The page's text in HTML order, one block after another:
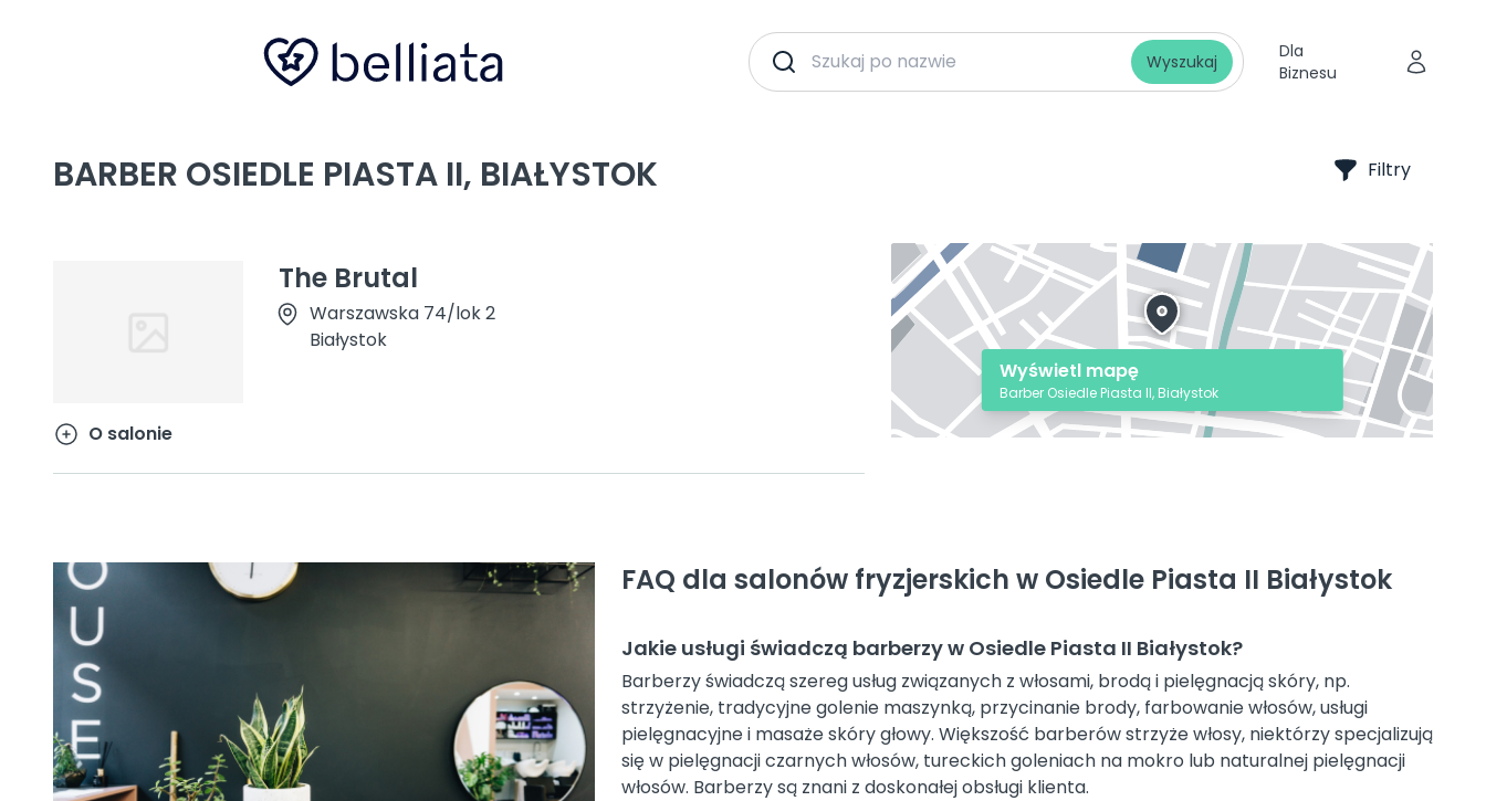
Wyszukaj
Dla
Biznesu
BARBER OSIEDLE PIASTA II, BIAŁYSTOK Filtry
The Brutal
Warszawska 74/lok 2
Białystok
O salonie
Wyświetl mapę
Barber Osiedle Piasta II, Białystok
FAQ dla salonów fryzjerskich w Osiedle Piasta II Białystok
Jakie usługi świadczą barberzy w Osiedle Piasta II Białystok?
Barberzy świadczą szereg usług związanych z włosami, brodą i pielęgnacją skóry, np.
strzyżenie, tradycyjne golenie maszynką, przycinanie brody, farbowanie włosów, usługi
pielęgnacyjne i masaże skóry głowy. Większość barberów strzyże włosy, niektórzy specjalizują
się w pielęgnacji czarnych włosów, tureckich goleniach na mokro lub naturalnej pielęgnacji
włosów. Barberzy są znani z doskonałej obsługi klienta.